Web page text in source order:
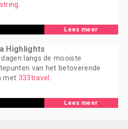
.
Lees meer
Highlights
langs de mooiste
van het betoverende
met 333travel.
Lees meer